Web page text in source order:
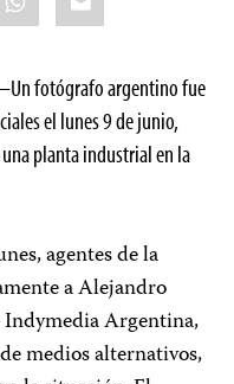
fotógrafo argentino fue
el lunes 9 de junio,
planta industrial en la
agentes de la
a Alejandro
Indymedia Argentina,
medios alternativos,